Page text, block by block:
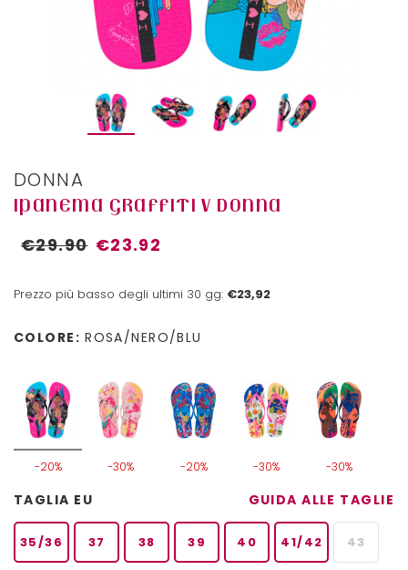
DONNA
IPANEMA GRAFFITI V DONNA
€29.90 €23.92
Prezzo più basso degli ultimi 30 gg: €23,92
COLORE: ROSA/NERO/BLU
-20% -30% -20% -30% -30%
TAGLIA EU GUIDA ALLE TAGLIE
35/36 37 38 39 40 41/42 43